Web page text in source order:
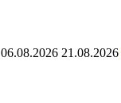
06.08.2026 21.08.2026